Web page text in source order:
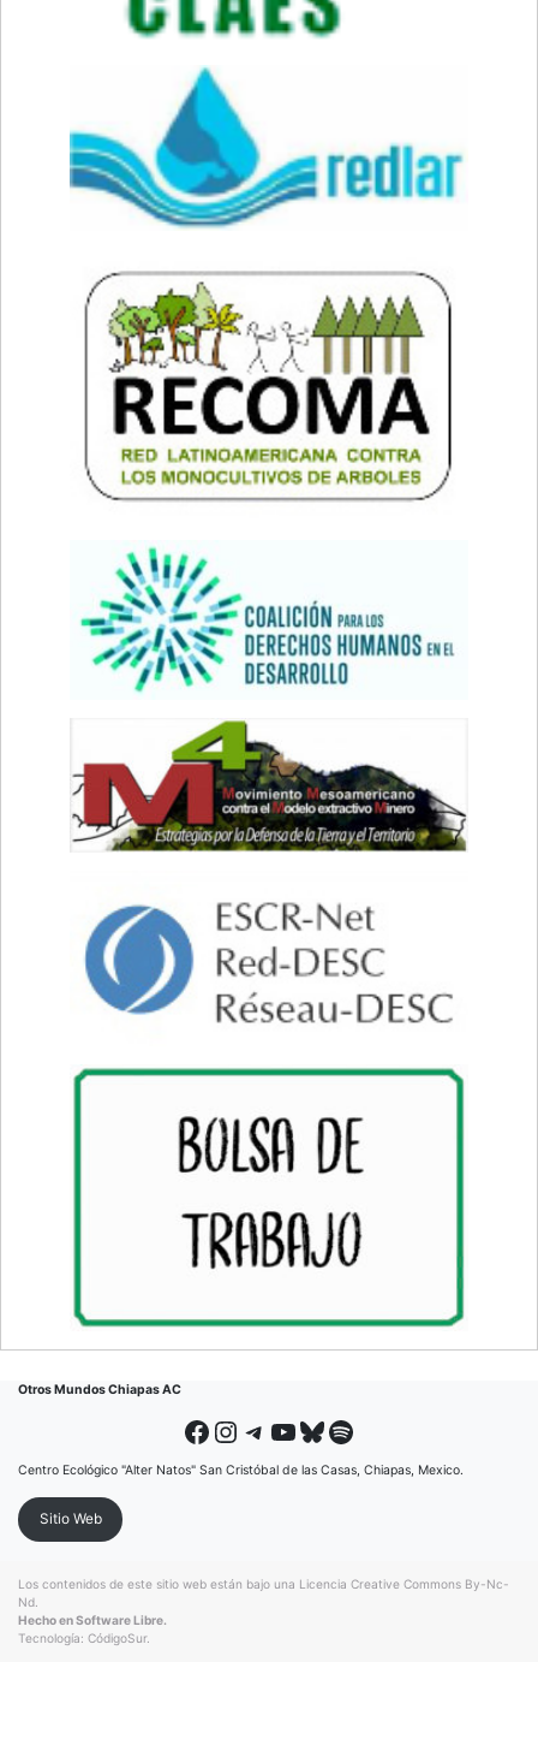
Otros Mundos Chiapas AC
Facebook Instagram Telegram YouTube Bluesky Spotify
Centro Ecológico "Alter Natos" San Cristóbal de las Casas, Chiapas, Mexico.
Sitio Web
Los contenidos de este sitio web están bajo una Licencia Creative Commons By-Nc-
Nd
Hecho en Software Libre.
Tecnología: CódigoSur.